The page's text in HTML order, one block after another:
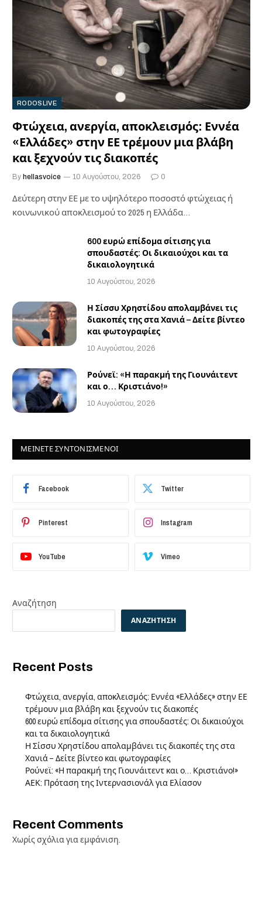
RODOSLIVE
Φτώχεια, ανεργία, αποκλεισμός: Εννέα
«Ελλάδες» στην ΕΕ τρέμουν μια βλάβη
και ξεχνούν τις διακοπές
By hellasvoice 10 Αυγούστου, 2026 0
Δεύτερη στην ΕΕ με το υψηλότερο ποσοστό φτώχειας ή
κοινωνικού αποκλεισμού το 2025 η Ελλάδα…
600 ευρώ επίδομα σίτισης για
σπουδαστές: Οι δικαιούχοι και τα
δικαιολογητικά
10 Αυγούστου, 2026
Η Σίσσυ Χρηστίδου απολαμβάνει τις
διακοπές της στα Χανιά – Δείτε βίντεο
και φωτογραφίες
10 Αυγούστου, 2026
Ρούνεϊ: «Η παρακμή της Γιουνάιτεντ
και ο… Κριστιάνο!»
10 Αυγούστου, 2026
ΜΕΙΝΕΤΕ ΣΥΝΤΟΝΙΣΜΕΝΟΙ
Facebook Twitter
Pinterest Instagram
YouTube Vimeo
Αναζήτηση
ΑΝΑΖΉΤΗΣΗ
Recent Posts
Φτώχεια, ανεργία, αποκλεισμός: Εννέα «Ελλάδες» στην ΕΕ
τρέμουν μια βλάβη και ξεχνούν τις διακοπές
600 ευρώ επίδομα σίτισης για σπουδαστές: Οι δικαιούχοι
και τα δικαιολογητικά
Η Σίσσυ Χρηστίδου απολαμβάνει τις διακοπές της στα
Χανιά – Δείτε βίντεο και φωτογραφίες
Ρούνεϊ: «Η παρακμή της Γιουνάιτεντ και ο… Κριστιάνο!»
ΑΕΚ: Πρόταση της Ιντερνασιονάλ για Ελίασον
Recent Comments
Χωρίς σχόλια για εμφάνιση.